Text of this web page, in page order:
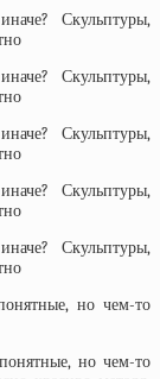
но чем-то